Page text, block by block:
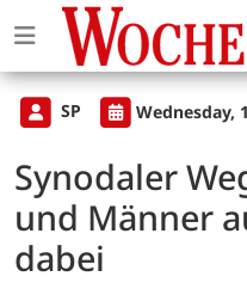
SP Wednesday,
Synodaler
und Männer
dabei